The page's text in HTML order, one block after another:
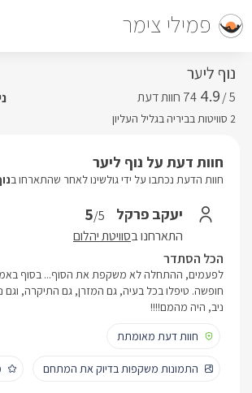
פמילי צימר
נוף ליער
5 /
4.9
2 סוויטות בביריה בגליל העליון
חוות דעת על נוף ליער
חוות הדעת נכתבו על ידי גולשינו לאחר שהתארחו ב
יעקב פרקל 5/5
התארחנו בסוויטת יהלום
הכל הסתדר
לפעמים, ההתחלה לא משקפת את הסוף... בסוף
חופשה. טיפלו בכל בעיה, גם המזרן, גם התיקרה, וגם
ניב, היה מהמם!!!!
חוות דעת מאומתת
התמונות משקפות בדיוק את המתחם